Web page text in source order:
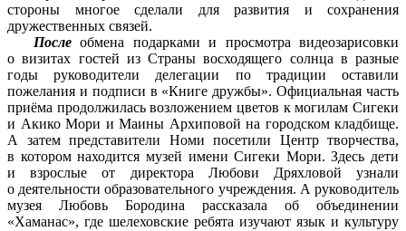
стороны многое сделали для развития и сохранения
дружественных связей.
Послеобмена подарками и просмотра видеозарисовки
о визитах гостей из Страны восходящего солнца в разные
годы руководители делегации по традиции оставили
пожелания и подписи в «Книге дружбы». Официальная часть
приёма продолжилась возложением цветов к могилам Сигеки
и Акико Мори и Маины Архиповой на городском кладбище.
А затем представители Номи посетили Центр творчества,
в котором находится музей имени Сигеки Мори. Здесь дети
и взрослые от директора Любови Дряхловой узнали
о деятельности образовательного учреждения. А руководитель
музея Любовь Бородина рассказала об объединении
«Хаманас», где шелеховские ребята изучают язык и культуру